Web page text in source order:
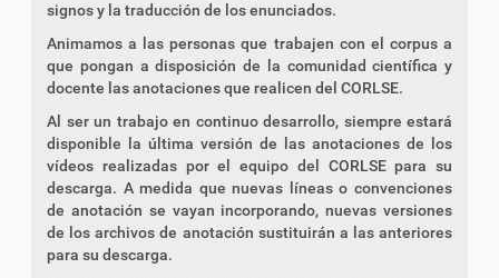
signos y la traducción de los enunciados.
Animamos a las personas que trabajen con el corpus a
que pongan a disposición de la comunidad científica y
docente las anotaciones que realicen del CORLSE.
Al ser un trabajo en continuo desarrollo, siempre estará
disponible la última versión de las anotaciones de los
vídeos realizadas por el equipo del CORLSE para su
descarga. A medida que nuevas líneas o convenciones
de anotación se vayan incorporando, nuevas versiones
de los archivos de anotación sustituirán a las anteriores
para su descarga.